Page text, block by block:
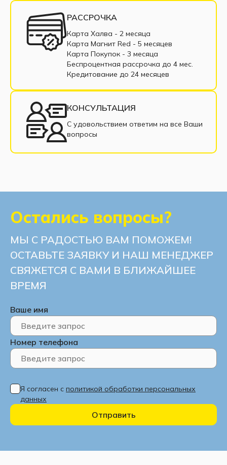
Шкаф купе в прихожую
Шкафы-купе из ЛДСП
Шкаф купе в рассрочку
Угловой шкаф купе
РАССРОЧКА
Карта Халва - 2 месяца
Карта Магнит Red - 5 месяцев
Карта Покупок - 3 месяца
Беспроцентная рассрочка до 4 мес.
Кредитование до 24 месяцев
КОНСУЛЬТАЦИЯ
С удовольствием ответим на все Ваши
вопросы
Остались вопросы?
МЫ С РАДОСТЬЮ ВАМ ПОМОЖЕМ!
ОСТАВЬТЕ ЗАЯВКУ И НАШ МЕНЕДЖЕР
СВЯЖЕТСЯ С ВАМИ В БЛИЖАЙШЕЕ
ВРЕМЯ
Ваше имя
Номер телефона
Я согласен с политикой обработки персональных
данных
Отправить